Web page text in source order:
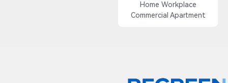
Home Workplace
Commercial Apartment